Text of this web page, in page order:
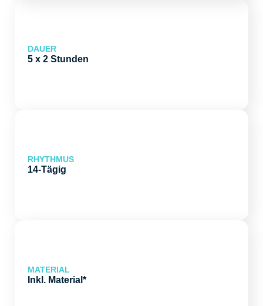
DAUER
5 x 2 Stunden
RHYTHMUS
14-Tägig
MATERIAL
Inkl. Material*